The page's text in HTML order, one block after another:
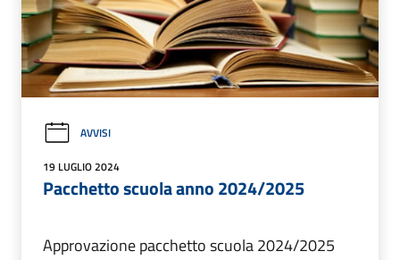
AVVISI
19 LUGLIO 2024
Pacchetto scuola anno 2024/2025
Approvazione pacchetto scuola 2024/2025